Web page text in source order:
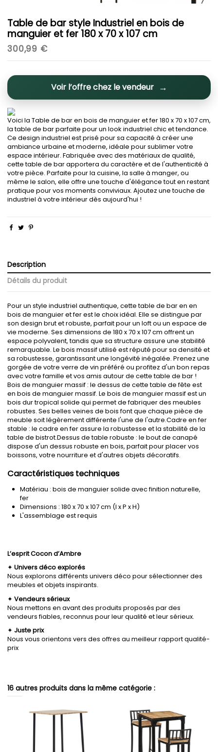
Table de bar style Industriel en bois de
manguier et fer 180 x 70 x 107 cm
300,99 €
Voir l’offre chez le vendeur
Voici la Table de bar en bois de manguier et fer 180 x 70 x 107 cm,
la table de bar parfaite pour un look industriel chic et tendance.
Ce design industriel est prisé pour sa capacité à créer une
ambiance urbaine et moderne, idéale pour sublimer votre
espace intérieur. Fabriquée avec des matériaux de qualité,
cette table de bar apportera du caractère et de l'authenticité à
votre pièce. Parfaite pour la cuisine, la salle à manger, ou
même le salon, elle offre une touche d'élégance tout en restant
pratique pour vos moments conviviaux. Ajoutez une touche de
industriel à votre intérieur dès aujourd'hui !
Description
Détails du produit
Pour un style industriel authentique, cette table de bar en en
bois de manguier et fer est le choix idéal. Elle se distingue par
son design brut et robuste, parfait pour un loft ou un espace de
vie moderne. Ses dimensions de 180 x 70 x 107 cm offrent un
espace polyvalent, tandis que sa structure assure une stabilité
remarquable. Le bois massif utilisé est réputé pour sa densité et
sa robustesse, garantissant une longévité inégalée. Prenez une
gorgée de votre verre de vin préféré ou profitez d'un bon repas
avec votre famille et vos amis autour de cette table de bar !
Bois de manguier massif : le dessus de cette table de fête est
en bois de manguier massif. Le bois de manguier massif est un
bois dur tropical solide qui permet de fabriquer des meubles
robustes. Ses belles veines de bois font que chaque pièce de
meuble soit légèrement différente l'une de l'autre.Cadre en fer
stable : le cadre en fer assure la robustesse et la stabilité de la
table de bistrot.Dessus de table robuste : le bout de canapé
dispose d'un dessus robuste en bois, parfait pour placer vos
boissons, votre nourriture et d'autres objets décoratifs.
Caractéristiques techniques
Matériau : bois de manguier solide avec finition naturelle,
fer
Dimensions : 180 x 70 x 107 cm (l x P x H)
L'assemblage est requis
L’esprit Cocon d’Ambre
✦ Univers déco explorés
Nous explorons différents univers déco pour sélectionner des
meubles et objets inspirants.
✦ Vendeurs sérieux
Nous mettons en avant des produits proposés par des
vendeurs fiables, reconnus pour leur qualité et leur sérieux.
✦ Juste prix
Nous vous orientons vers des offres au meilleur rapport qualité-
prix
16 autres produits dans la même catégorie :